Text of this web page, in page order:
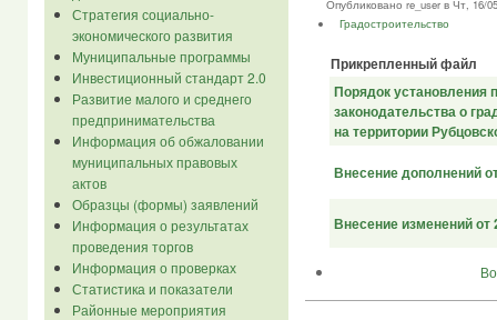
Стратегия социально-
экономического развития
Муниципальные программы
Инвестиционный стандарт 2.0
Развитие малого и среднего
предпринимательства
Информация об обжаловании
муниципальных правовых
актов
Образцы (формы) заявлений
Информация о результатах
проведения торгов
Информация о проверках
Статистика и показатели
Районные мероприятия
Опубликовано re_user в Чт, 16/
Градостроительство
Прикрепленный файл
Порядок установления
законодательства о
на территории
Внесение дополнений
Внесение изменений